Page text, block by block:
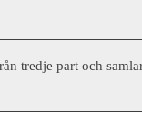
tredje part och